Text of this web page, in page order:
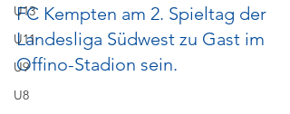
U13
U11
U9
U8
FC Kempten am 2. Spieltag der
Landesliga Südwest zu Gast im
Offino-Stadion sein.